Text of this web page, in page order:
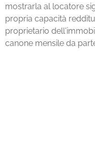
mostrarla al locatore
propria capacità
proprietario
canone mensile da